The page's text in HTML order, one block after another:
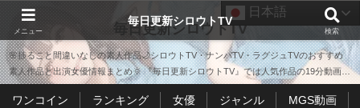
毎日更新シロウトTV
🌸捗ること間違いなしの素人作品🌙シロウトTV・ナンパTV・ラグジュTVのおすすめ
素人作品と出演女優情報まとめ🌞 『毎日更新シロウトTV』では人気作品の19分動画も
公開中🌟
日本語
ワンコイン ランキング 女優 ジャンル MGS動画
メニュー
毎日更新シロウトTV
検索